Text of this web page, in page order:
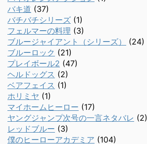
バキ道 (37)
バチバチシリーズ (1)
フェルマーの料理 (3)
ブルージャイアント（シリーズ）
(24)
ブルーロック (21)
プレイボール2 (47)
ヘルドッグス (2)
ベアフェイス (1)
ホリミヤ (1)
マイホームヒーロー (17)
ヤングジャンプ次号の一言ネタバレ (2)
レッドブルー (3)
僕のヒーローアカデミア (104)